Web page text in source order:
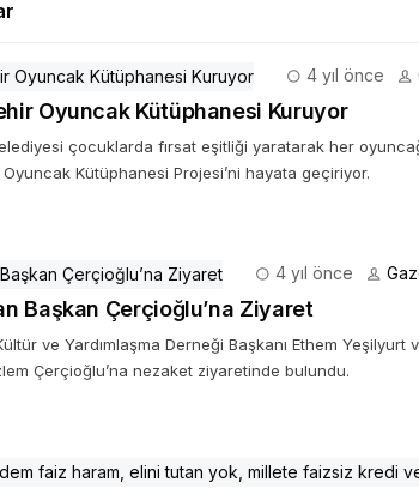
4 yıl önce
Oyuncak Kütüphanesi Kuruyor
çocuklarda fırsat eşitliği yaratarak her
Kütüphanesi Projesi’ni hayata geçiriyor.
4 yıl önce
Başkan Çerçioğlu’na Ziyaret
ve Yardımlaşma Derneği Başkanı Ethem
Çerçioğlu’na nezaket ziyaretinde bulundu.